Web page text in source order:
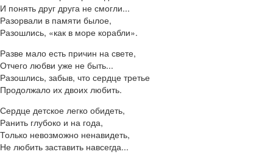
И понять друг друга не смогли...
Разорвали в памяти былое,
Разошлись, «как в море корабли».
Разве мало есть причин на свете,
Отчего любви уже не быть...
Разошлись, забыв, что сердце третье
Продолжало их двоих любить.
Сердце детское легко обидеть,
Ранить глубоко и на года,
Только невозможно ненавидеть,
Не любить заставить навсегда...